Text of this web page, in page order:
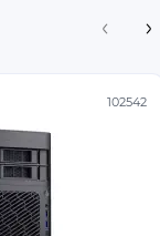
102542